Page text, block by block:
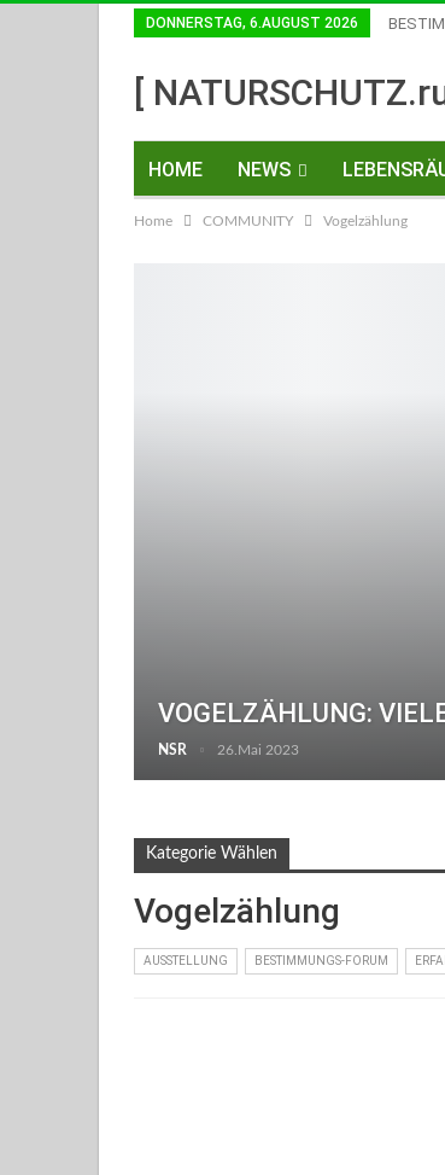
DONNERSTAG, 6.AUGUST 2026
[
HOME NEWS
KONTAKT
Home COMMUNITY Vogelzählung
VOGELZÄHLUNG:
NSR 26.Mai 2023
Kategorie Wählen
Vogelzählung
AUSSTELLUNG BESTIMMUNGS-FORUM